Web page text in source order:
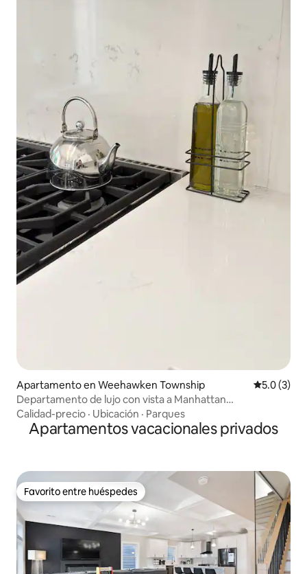
Apartamento en Weehawken Township
5.0 (3)
Departamento de lujo con vista a Manhattan
|Estacionamiento|A 10 minutos de la ciudad de Nueva York
Calidad-precio · Ubicación · Parques
Apartamentos vacacionales privados
Favorito entre huéspedes
Favorito entre huéspedes